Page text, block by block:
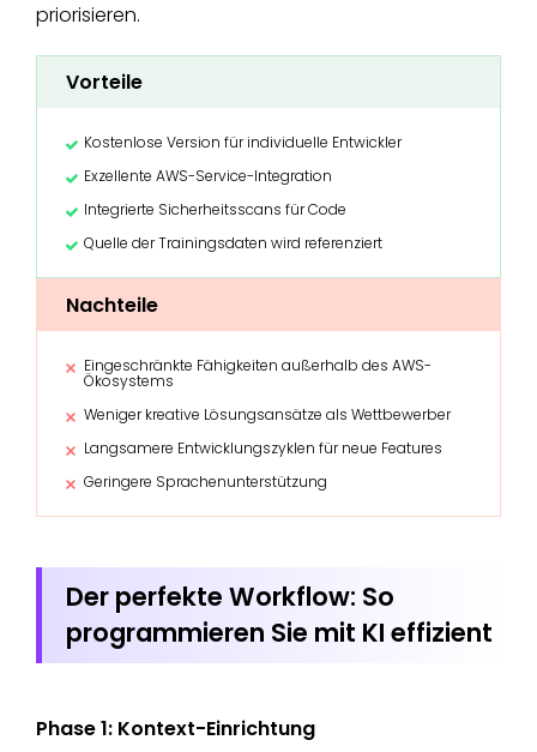
priorisieren.
Vorteile
Kostenlose Version für individuelle Entwickler
Exzellente AWS-Service-Integration
Integrierte Sicherheitsscans für Code
Quelle der Trainingsdaten wird referenziert
Nachteile
Eingeschränkte Fähigkeiten außerhalb des AWS-
Ökosystems
Weniger kreative Lösungsansätze als Wettbewerber
Langsamere Entwicklungszyklen für neue Features
Geringere Sprachenunterstützung
Der perfekte Workflow: So
programmieren Sie mit KI effizient
Phase 1: Kontext-Einrichtung